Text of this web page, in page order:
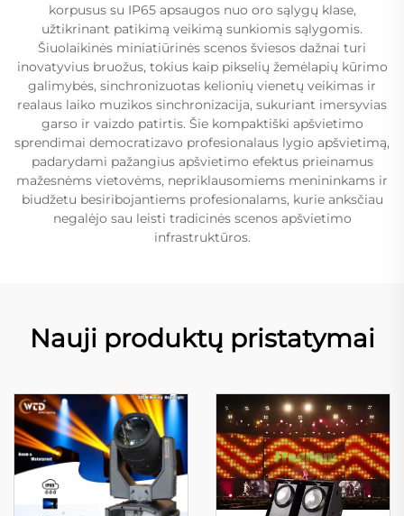
korpusus su IP65 apsaugos nuo oro sąlygų klase,
užtikrinant patikimą veikimą sunkiomis sąlygomis.
Šiuolaikinės miniatiūrinės scenos šviesos dažnai turi
inovatyvius bruožus, tokius kaip pikselių žemėlapių kūrimo
galimybės, sinchronizuotas kelionių vienetų veikimas ir
realaus laiko muzikos sinchronizacija, sukuriant imersyvias
garso ir vaizdo patirtis. Šie kompaktiški apšvietimo
sprendimai democratizavo profesionalaus lygio apšvietimą,
padarydami pažangius apšvietimo efektus prieinamus
mažesnėms vietovėms, nepriklausomiems menininkams ir
biudžetu besiribojantiems profesionalams, kurie anksčiau
negalėjo sau leisti tradicinės scenos apšvietimo
infrastruktūros.
Nauji produktų pristatymai